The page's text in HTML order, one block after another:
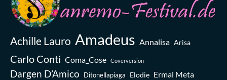
Achille Lauro Amadeus Annalisa Arisa
Carlo Conti Coma_Cose Coverversion
Dargen D’Amico Ditonellapiaga Elodie Ermal Meta